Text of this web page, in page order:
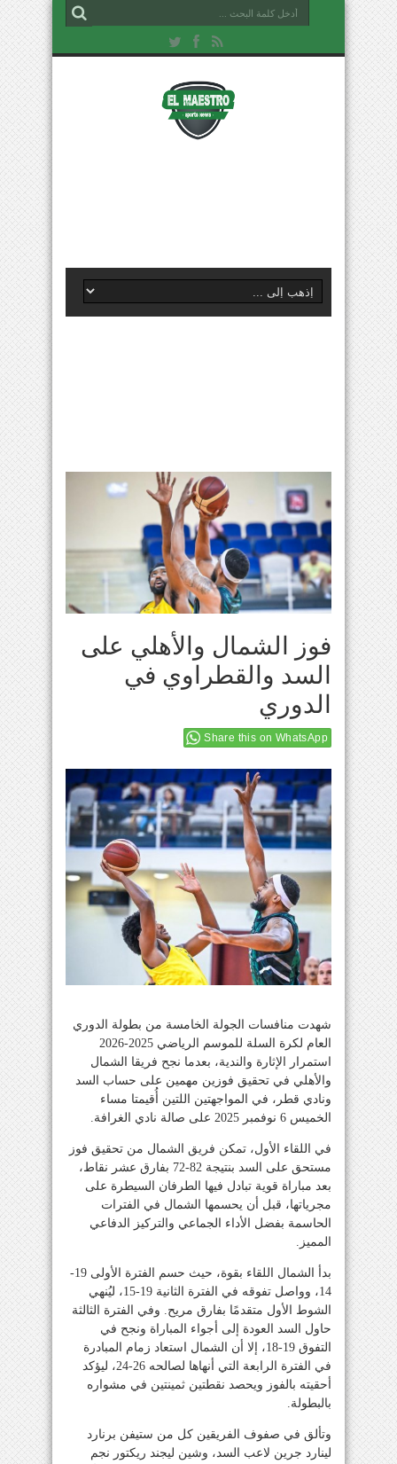
فوز الشمال والأهلي على
السد والقطراوي في
الدوري
Share this on WhatsApp
شهدت منافسات الجولة الخامسة من بطولة الدوري
العام لكرة السلة للموسم الرياضي 2025-2026
استمرار الإثارة والندية، بعدما نجح فريقا الشمال
والأهلي في تحقيق فوزين مهمين على حساب السد
ونادي قطر، في المواجهتين اللتين أُقيمتا مساء
الخميس 6 نوفمبر 2025 على صالة نادي الغرافة.
في اللقاء الأول، تمكن فريق الشمال من تحقيق فوز
مستحق على السد بنتيجة 82-72 بفارق عشر نقاط،
بعد مباراة قوية تبادل فيها الطرفان السيطرة على
مجرياتها، قبل أن يحسمها الشمال في الفترات
الحاسمة بفضل الأداء الجماعي والتركيز الدفاعي
المميز.
بدأ الشمال اللقاء بقوة، حيث حسم الفترة الأولى 19-
14، وواصل تفوقه في الفترة الثانية 19-15، ليُنهي
الشوط الأول متقدمًا بفارق مريح. وفي الفترة الثالثة
حاول السد العودة إلى أجواء المباراة ونجح في
التفوق 19-18، إلا أن الشمال استعاد زمام المبادرة
في الفترة الرابعة التي أنهاها لصالحه 26-24، ليؤكد
أحقيته بالفوز ويحصد نقطتين ثمينتين في مشواره
بالبطولة.
وتألق في صفوف الفريقين كل من ستيفن برنارد
لينارد جرين لاعب السد، وشين ليجند ريكتور نجم